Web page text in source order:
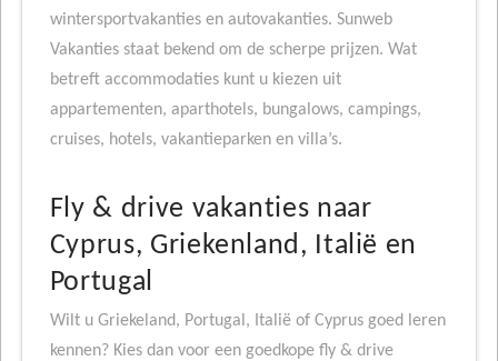
wintersportvakanties en autovakanties. Sunweb
Vakanties staat bekend om de scherpe prijzen. Wat
betreft accommodaties kunt u kiezen uit
appartementen, aparthotels, bungalows, campings,
cruises, hotels, vakantieparken en villa’s.
Fly & drive vakanties naar
Cyprus, Griekenland, Italië en
Portugal
Wilt u Griekeland, Portugal, Italië of Cyprus goed leren
kennen? Kies dan voor een goedkope fly & drive